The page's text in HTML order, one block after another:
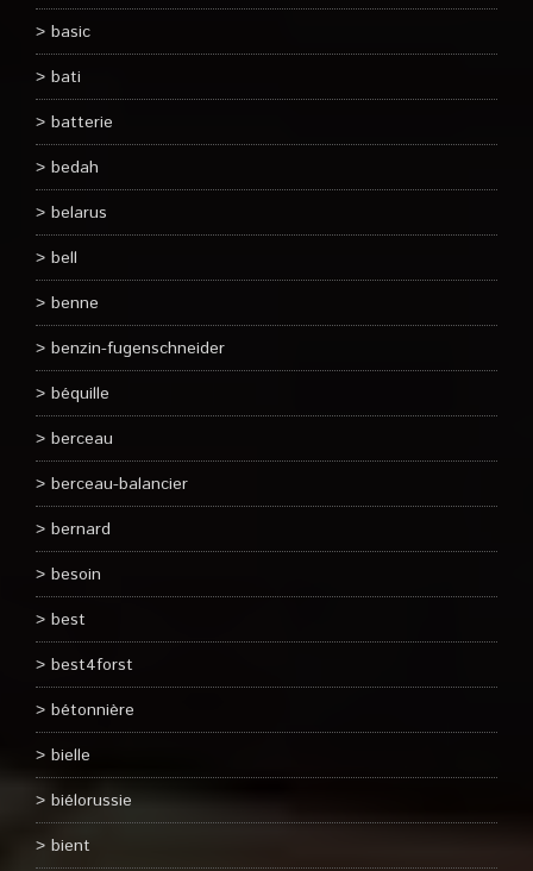
basic
bati
batterie
bedah
belarus
bell
benne
benzin-fugenschneider
béquille
berceau
berceau-balancier
bernard
besoin
best
best4forst
bétonnière
bielle
biélorussie
bient